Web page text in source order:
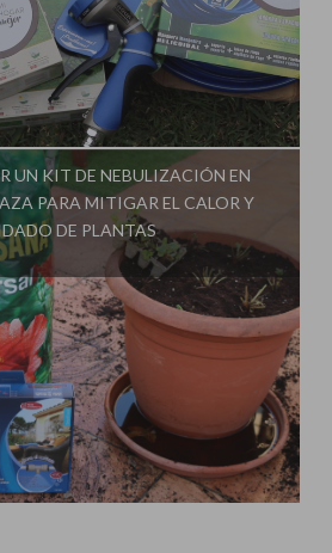
Picaronablog
UN KIT DE NEBULIZACIÓN EN
PARA MITIGAR EL CALOR Y
DE PLANTAS
Picaronablog